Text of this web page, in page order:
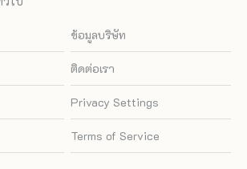
ข้อมูลบริษัท
ติดต่อเรา
Privacy Settings
Terms of Service